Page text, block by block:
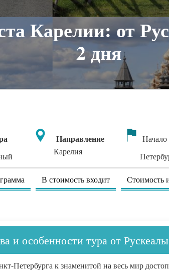
Карелии: от
2 дня
Направление
Карелия
Начало
В стоимость входит Стоимость
и особенности тура от
Петербурга к знаменитой на весь мир